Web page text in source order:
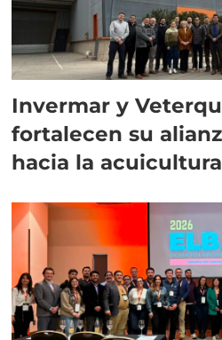
Invermar y
fortalecen su
hacia la